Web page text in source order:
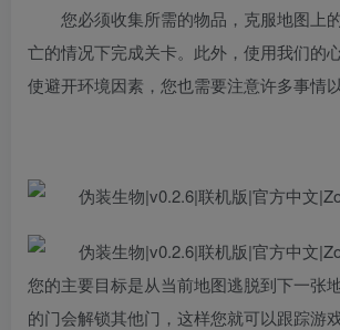
您必须收集所需的物品，克服地图上
亡的情况下完成关卡。此外，使用我们的
使避开环境因素，您也需要注意许多事情
您的主要目标是从当前地图逃脱到下一张
的门会解锁其他门，这样您就可以跟踪游